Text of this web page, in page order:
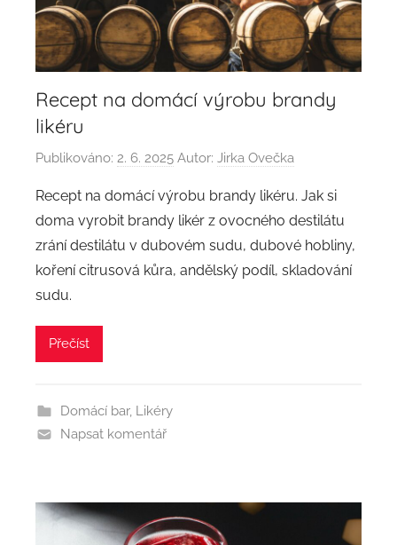
Recept na domácí výrobu brandy
likéru
Publikováno: 2. 6. 2025 Autor: Jirka Ovečka
Recept na domácí výrobu brandy likéru. Jak si
doma vyrobit brandy likér z ovocného destilátu
zrání destilátu v dubovém sudu, dubové hobliny,
koření citrusová kůra, andělský podíl, skladování
sudu.
Přečíst
Domácí bar, Likéry
Napsat komentář